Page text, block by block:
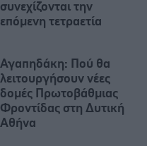
συνεχίζονται την
επόμενη τετραετία
Αγαπηδάκη: Πού θα
λειτουργήσουν νέες
δομές Πρωτοβάθμιας
Φροντίδας στη Δυτική
Αθήνα